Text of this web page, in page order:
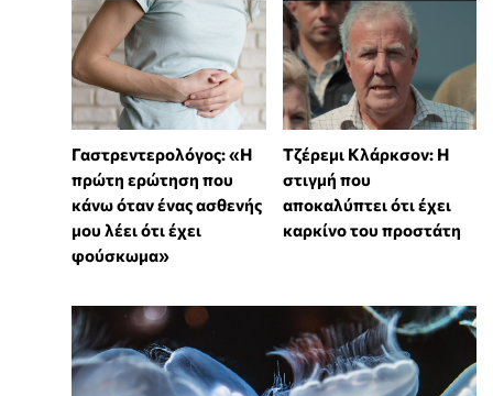
Γαστρεντερολόγος: «Η
πρώτη ερώτηση που
κάνω όταν ένας ασθενής
μου λέει ότι έχει
φούσκωμα»
Τζέρεμι Κλάρκσον: Η
στιγμή που
αποκαλύπτει ότι έχει
καρκίνο του προστάτη